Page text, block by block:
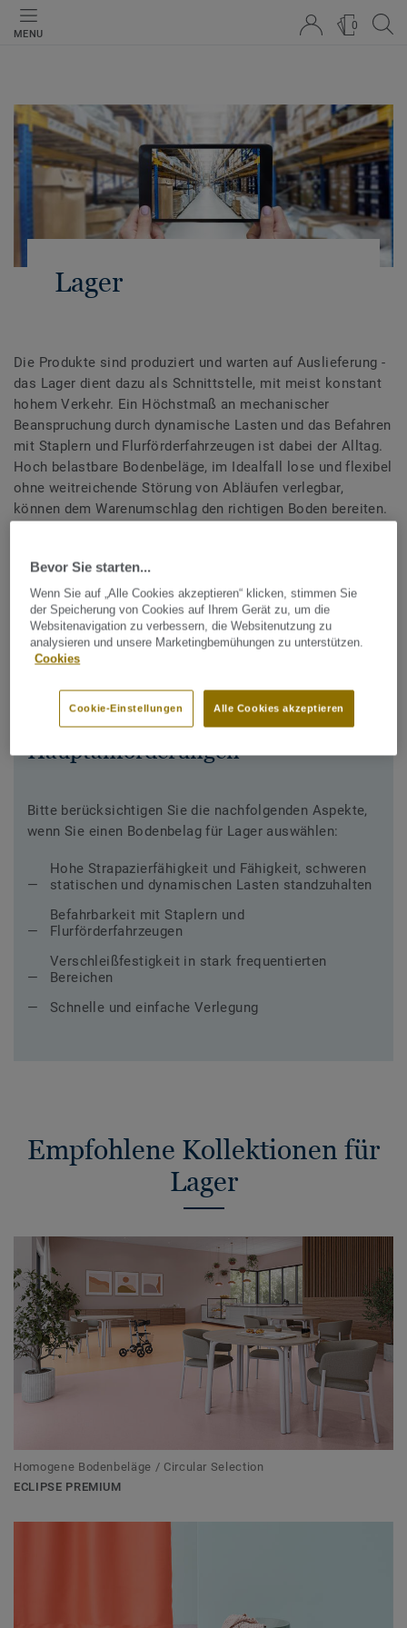
MENU
0
Lager
Die Produkte sind produziert und warten auf Auslieferung -
das Lager dient dazu als Schnittstelle, mit meist konstant
hohem Verkehr. Ein Höchstmaß an mechanischer
Beanspruchung durch dynamische Lasten und das Befahren
mit Staplern und Flurförderfahrzeugen ist dabei der Alltag.
Hoch belastbare Bodenbeläge, im Idealfall lose und flexibel
ohne weitreichende Störung von Abläufen verlegbar,
können dem Warenumschlag den richtigen Boden bereiten.
unsKontakt auf.
Erfahren Sie mehr überIndustrieböden.
Hauptanforderungen
Bitte berücksichtigen Sie die nachfolgenden Aspekte,
wenn Sie einen Bodenbelag für Lager auswählen:
Hohe Strapazierfähigkeit und Fähigkeit, schweren
statischen und dynamischen Lasten standzuhalten
Befahrbarkeit mit Staplern und
Flurförderfahrzeugen
Verschleißfestigkeit in stark frequentierten
Bereichen
Schnelle und einfache Verlegung
Empfohlene Kollektionen für
Lager
Homogene Bodenbeläge / Circular Selection
ECLIPSE PREMIUM
Bevor Sie starten...
Wenn Sie auf „Alle Cookies akzeptieren“ klicken, stimmen Sie
der Speicherung von Cookies auf Ihrem Gerät zu, um die
Websitenavigation zu verbessern, die Websitenutzung zu
analysieren und unsere Marketingbemühungen zu unterstützen.
Cookies
Alle Cookies akzeptieren
Cookie-Einstellungen